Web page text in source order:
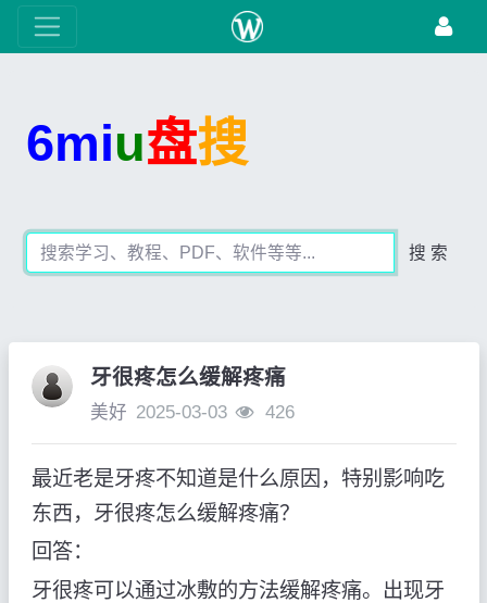
6miu盘搜
搜 索
牙很疼怎么缓解疼痛
美好 2025-03-03 426
最近老是牙疼不知道是什么原因，特别影响吃
东西，牙很疼怎么缓解疼痛？
回答：
牙很疼可以通过冰敷的方法缓解疼痛。出现牙